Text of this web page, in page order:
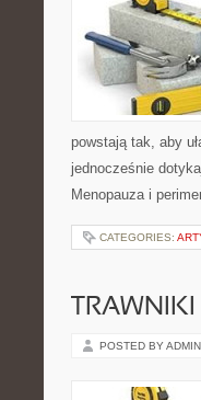
powstają tak, aby
jednocześnie
Menopauza i
CATEGORIES:
POSTED BY ADMIN